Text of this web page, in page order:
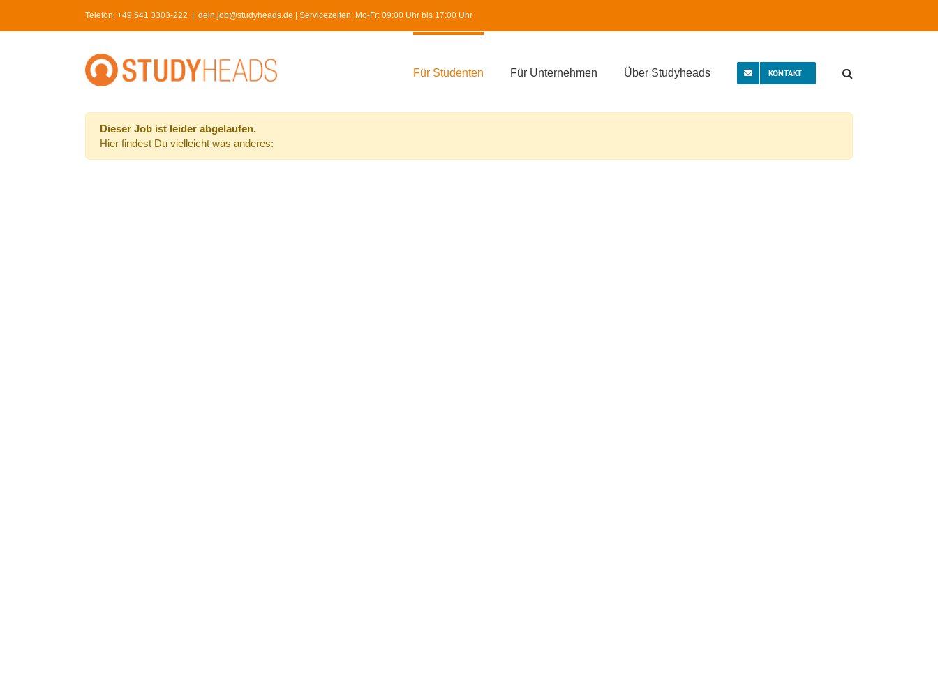
Telefon: +49 541 3303-222 dein.job@studyheads.de | Servicezeiten: Mo-Fr: 09:00 Uhr bis 17:00 Uhr
Für Studenten Für Unternehmen Über Studyheads KONTAKT
Dieser Job ist leider abgelaufen.
Hier findest Du vielleicht was anderes: